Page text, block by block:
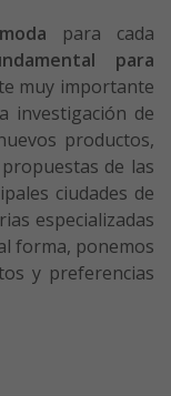
para cada
para
muy importante
investigación de
productos,
de las
ciudades de
especializadas
forma, ponemos
y preferencias